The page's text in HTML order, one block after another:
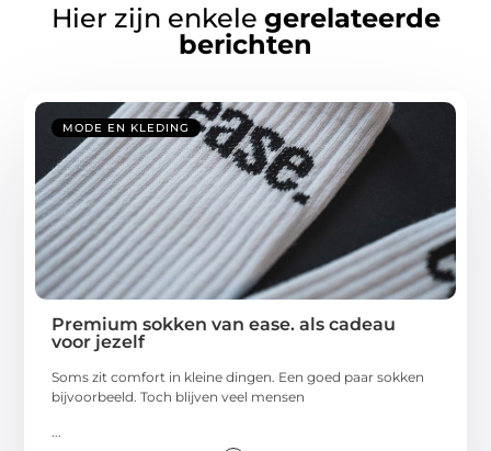
Hier zijn enkele gerelateerde
berichten
MODE EN KLEDING
Premium sokken van ease. als cadeau
voor jezelf
Soms zit comfort in kleine dingen. Een goed paar sokken
bijvoorbeeld. Toch blijven veel mensen
...